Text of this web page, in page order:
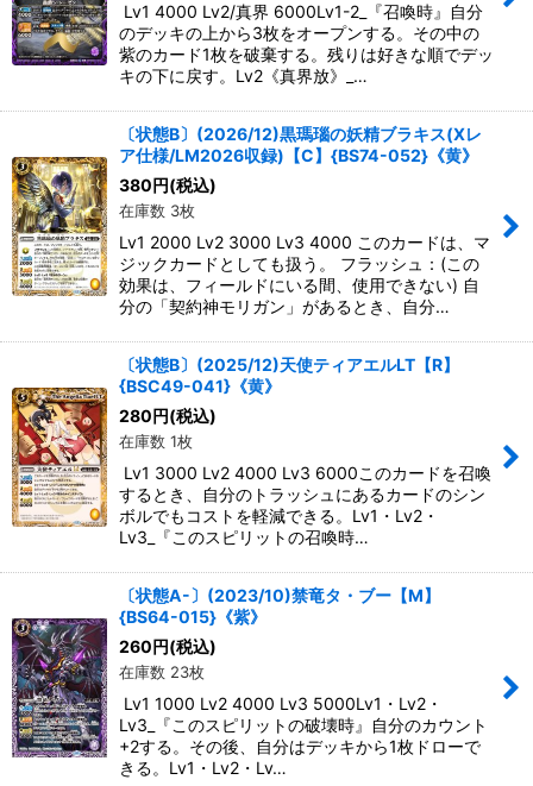
Lv1 4000 Lv2/真界 6000Lv1-2_『召喚時』自分
のデッキの上から3枚をオープンする。その中の
紫のカード1枚を破棄する。残りは好きな順でデッ
キの下に戻す。Lv2《真界放》_…
〔状態B〕(2026/12)黒瑪瑙の妖精ブラキス(Xレ
ア仕様/LM2026収録)【C】{BS74-052}《黄》
380円(税込)
在庫数 3枚
Lv1 2000 Lv2 3000 Lv3 4000 このカードは、マ
ジックカードとしても扱う。 フラッシュ：(この
効果は、フィールドにいる間、使用できない) 自
分の「契約神モリガン」があるとき、自分…
〔状態B〕(2025/12)天使ティアエルLT【R】
{BSC49-041}《黄》
280円(税込)
在庫数 1枚
Lv1 3000 Lv2 4000 Lv3 6000このカードを召喚
するとき、自分のトラッシュにあるカードのシン
ボルでもコストを軽減できる。Lv1・Lv2・
Lv3_『このスピリットの召喚時…
〔状態A-〕(2023/10)禁竜タ・ブー【M】
{BS64-015}《紫》
260円(税込)
在庫数 23枚
Lv1 1000 Lv2 4000 Lv3 5000Lv1・Lv2・
Lv3_『このスピリットの破壊時』自分のカウント
+2する。その後、自分はデッキから1枚ドローで
きる。Lv1・Lv2・Lv…